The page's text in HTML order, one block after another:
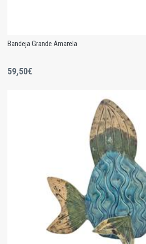
Bandeja Grande Amarela
Bandeja Grande Amarela
59,50€